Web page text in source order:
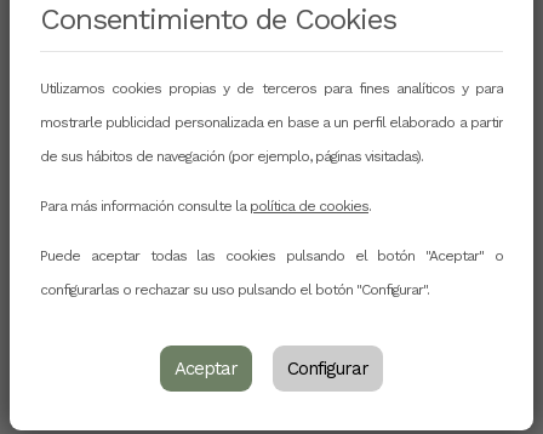
RRSS
CURRICULUM
Consentimiento de Cookies
Utilizamos cookies propias y de terceros para fines analíticos y para
mostrarle publicidad personalizada en base a un perfil elaborado a partir
de sus hábitos de navegación (por ejemplo, páginas visitadas).
Para más información consulte la política de cookies.
Puede aceptar todas las cookies pulsando el botón "Aceptar" o
configurarlas o rechazar su uso pulsando el botón "Configurar".
Aceptar Configurar